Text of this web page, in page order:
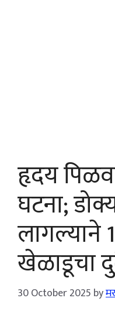
हृदय
घटना;
लागल्याने
खेळाडूचा
30 October 2025 by